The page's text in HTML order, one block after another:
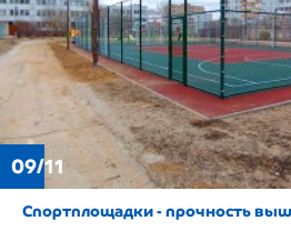
09/11
Спортплощадки - прочность